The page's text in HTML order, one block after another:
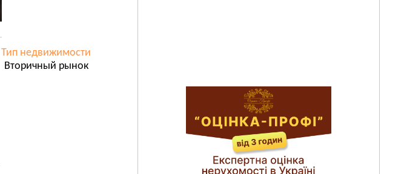
Тип недвижимости
Вторичный рынок